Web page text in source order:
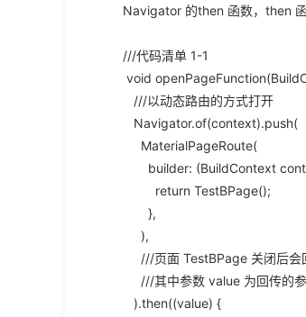
Navigator 的then 函数，then
///代码清单 1-1
void
///以动态路由的方式打开
Navigator.of(context).push(
MaterialPageRoute(
builder: (BuildContext
return TestBPage();
},
),
///页面 TestBPage 关闭后会
///其中参数 value 为回传的
).then((value) {